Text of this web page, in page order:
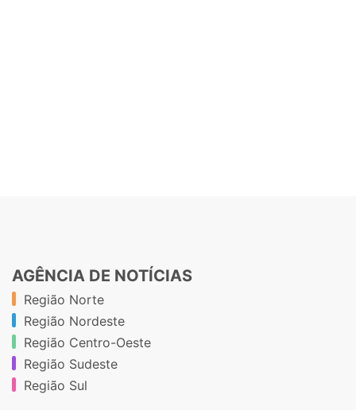
AGÊNCIA DE NOTÍCIAS
Região Norte
Região Nordeste
Região Centro-Oeste
Região Sudeste
Região Sul